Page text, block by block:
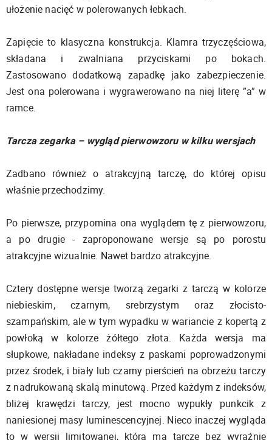
ułożenie nacięć w polerowanych łebkach.
Zapięcie to klasyczna konstrukcja. Klamra trzyczęściowa,
składana i zwalniana przyciskami po bokach.
Zastosowano dodatkową zapadkę jako zabezpieczenie.
Jest ona polerowana i wygrawerowano na niej literę ”a” w
ramce.
Tarcza zegarka – wygląd pierwowzoru w kilku wersjach
Zadbano również o atrakcyjną tarczę, do której opisu
właśnie przechodzimy.
Po pierwsze, przypomina ona wyglądem tę z pierwowzoru,
a po drugie - zaproponowane wersje są po porostu
atrakcyjne wizualnie. Nawet bardzo atrakcyjne.
Cztery dostępne wersje tworzą zegarki z tarczą w kolorze
niebieskim, czarnym, srebrzystym oraz złocisto-
szampańskim, ale w tym wypadku w wariancie z kopertą z
powłoką w kolorze żółtego złota. Każda wersja ma
słupkowe, nakładane indeksy z paskami poprowadzonymi
przez środek, i biały lub czarny pierścień na obrzeżu tarczy
z nadrukowaną skalą minutową. Przed każdym z indeksów,
bliżej krawędzi tarczy, jest mocno wypukły punkcik z
naniesionej masy luminescencyjnej. Nieco inaczej wygląda
to w wersji limitowanej, która ma tarczę bez wyraźnie